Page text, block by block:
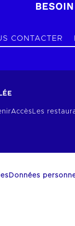
CONTACTER
AccèsLes
Données